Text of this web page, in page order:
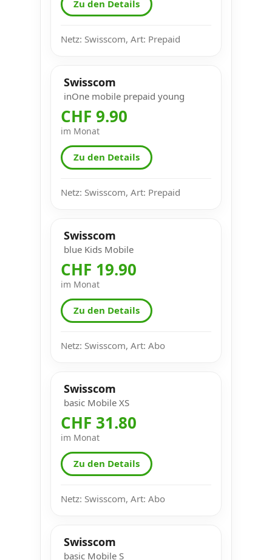
Zu den Details
Netz: Swisscom, Art: Prepaid
Swisscom
inOne mobile prepaid young
CHF 9.90
im Monat
Zu den Details
Netz: Swisscom, Art: Prepaid
Swisscom
blue Kids Mobile
CHF 19.90
im Monat
Zu den Details
Netz: Swisscom, Art: Abo
Swisscom
basic Mobile XS
CHF 31.80
im Monat
Zu den Details
Netz: Swisscom, Art: Abo
Swisscom
basic Mobile S